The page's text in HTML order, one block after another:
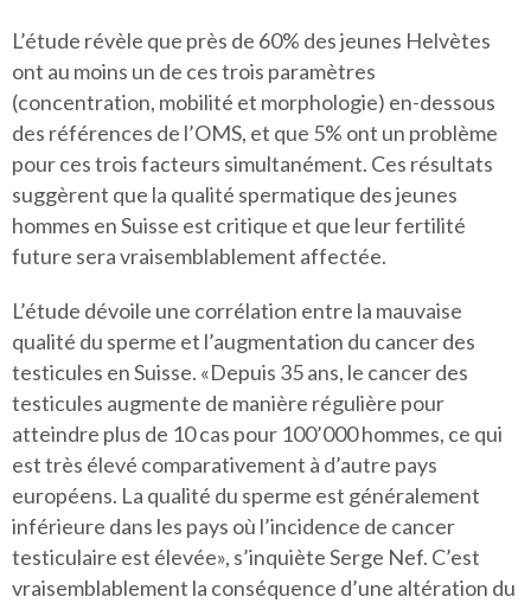
L’étude révèle que près de 60% des jeunes Helvètes
ont au moins un de ces trois paramètres
(concentration, mobilité et morphologie) en-dessous
des références de l’OMS, et que 5% ont un problème
pour ces trois facteurs simultanément. Ces résultats
suggèrent que la qualité spermatique des jeunes
hommes en Suisse est critique et que leur fertilité
future sera vraisemblablement affectée.
L’étude dévoile une corrélation entre la mauvaise
qualité du sperme et l’augmentation du cancer des
testicules en Suisse. «Depuis 35 ans, le cancer des
testicules augmente de manière régulière pour
atteindre plus de 10 cas pour 100’000 hommes, ce qui
est très élevé comparativement à d’autre pays
européens. La qualité du sperme est généralement
inférieure dans les pays où l’incidence de cancer
testiculaire est élevée», s’inquiète Serge Nef. C’est
vraisemblablement la conséquence d’une altération du